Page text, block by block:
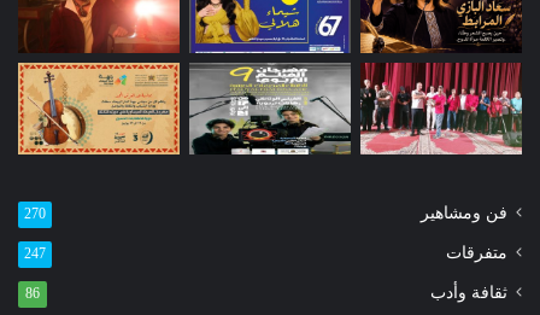
فن ومشاهير 270
متفرقات 247
ثقافة وأدب 86